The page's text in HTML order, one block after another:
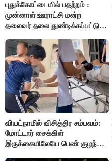
புதுக்கோட்டையில் பதற்றம் :
முன்னாள் ஊராட்சி மன்ற
தலைவர் தலை துண்டிக்கப்பட்டு
வியட்நாமில் விசித்திர சம்பவம்:
மோட்டார் சைக்கிள்
இருக்கையிலேயே பெண் குழந்தை